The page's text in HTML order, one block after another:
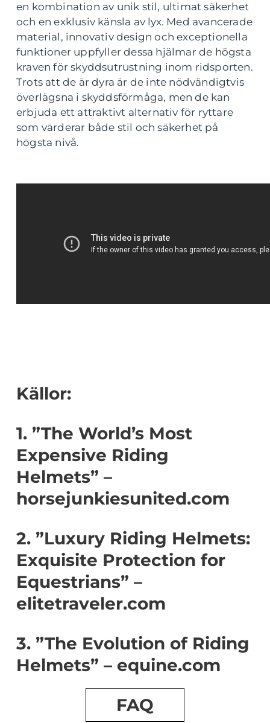
en kombination av unik stil, ultimat säkerhet
och en exklusiv känsla av lyx. Med avancerade
material, innovativ design och exceptionella
funktioner uppfyller dessa hjälmar de högsta
kraven för skyddsutrustning inom ridsporten.
Trots att de är dyra är de inte nödvändigtvis
överlägsna i skyddsförmåga, men de kan
erbjuda ett attraktivt alternativ för ryttare
som värderar både stil och säkerhet på
högsta nivå.
Källor:
1. ”The World’s Most
Expensive Riding
Helmets” –
horsejunkiesunited.com
2. ”Luxury Riding Helmets:
Exquisite Protection for
Equestrians” –
elitetraveler.com
3. ”The Evolution of Riding
Helmets” – equine.com
FAQ